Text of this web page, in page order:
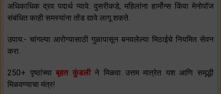
अधिकाधिक द्रव पदार्थ प्यावे. दुसरीकडे, महिलांना हार्मोन्स किंवा मेनोपॉज
संबंधित काही समस्यांना तोंड द्यावे लागू शकते.
उपाय:- चांगल्या आरोग्यासाठी गुळापासून बनवलेल्या मिठाईचे नियमित सेवन
करा.
250+ पृष्ठांच्याबृहत कुंडलीने मिळवा उत्तम मात्रेत यश आणि समृद्धी
मिळवण्याचा मंत्र!